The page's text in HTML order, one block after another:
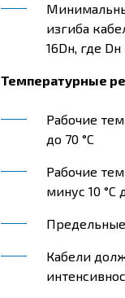
изгиба
16Dн, где
Температурные
Рабочие
до 70 °С
Рабочие
минус 10 °С
Кабели